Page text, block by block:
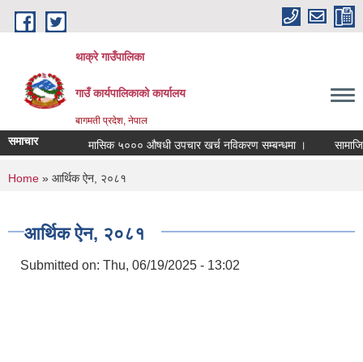
Skip to main content
थाक्रे गाउँपालिका
गाउँ कार्यपालिकाको कार्यालय
बागमती प्रदेश, नेपाल
समाचार मासिक ५००० औषधी उपचार खर्च नविकरण सम्बन्धमा ।
You are here
Home » आर्थिक ऐन, २०८१
आर्थिक ऐन, २०८१
Submitted on: Thu, 06/19/2025 - 13:02